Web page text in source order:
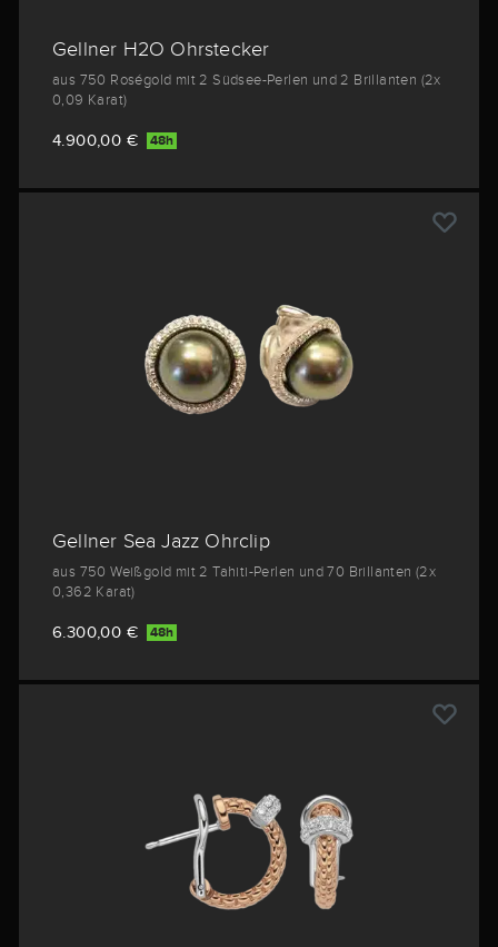
Gellner H2O Ohrstecker
aus 750 Roségold mit 2 Südsee-Perlen und 2 Brillanten (2x
0,09 Karat)
4.900,00 € 48h
Gellner Sea Jazz Ohrclip
aus 750 Weißgold mit 2 Tahiti-Perlen und 70 Brillanten (2x
0,362 Karat)
6.300,00 € 48h